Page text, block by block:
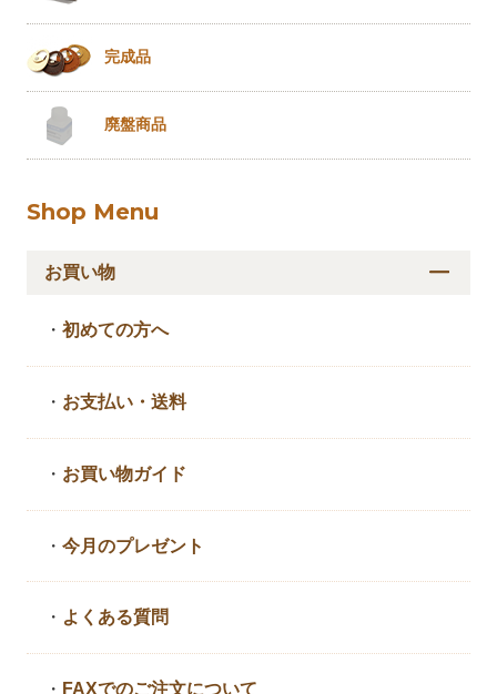
完成品
廃盤商品
Shop Menu
お買い物
・初めての方へ
・ お支払い・送料
・ お買い物ガイド
・今月のプレゼント
・ よくある質問
・ FAXでのご注文について